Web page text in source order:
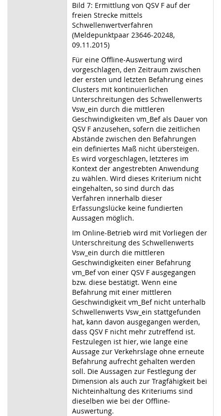
Bild 7: Ermittlung von QSV F auf der
freien Strecke mittels
Schwellenwertverfahren
(Meldepunktpaar 23646-20248,
09.11.2015)
Für eine Offline-Auswertung wird
vorgeschlagen, den Zeitraum zwischen
der ersten und letzten Befahrung eines
Clusters mit kontinuierlichen
Unterschreitungen des Schwellenwerts
Vsw_ein durch die mittleren
Geschwindigkeiten vm_Bef als Dauer von
QSV F anzusehen, sofern die zeitlichen
Abstände zwischen den Befahrungen
ein definiertes Maß nicht übersteigen.
Es wird vorgeschlagen, letzteres im
Kontext der angestrebten Anwendung
zu wählen. Wird dieses Kriterium nicht
eingehalten, so sind durch das
Verfahren innerhalb dieser
Erfassungslücke keine fundierten
Aussagen möglich.
Im Online-Betrieb wird mit Vorliegen der
Unterschreitung des Schwellenwerts
Vsw_ein durch die mittleren
Geschwindigkeiten einer Befahrung
vm_Bef von einer QSV F ausgegangen
bzw. diese bestätigt. Wenn eine
Befahrung mit einer mittleren
Geschwindigkeit vm_Bef nicht unterhalb
Schwellenwerts Vsw_ein stattgefunden
hat, kann davon ausgegangen werden,
dass QSV F nicht mehr zutreffend ist.
Festzulegen ist hier, wie lange eine
Aussage zur Verkehrslage ohne erneute
Befahrung aufrecht gehalten werden
soll. Die Aussagen zur Festlegung der
Dimension als auch zur Tragfähigkeit bei
Nichteinhaltung des Kriteriums sind
dieselben wie bei der Offline-
Auswertung.